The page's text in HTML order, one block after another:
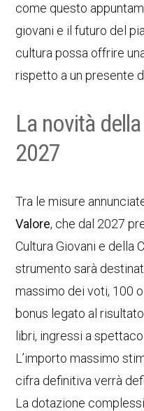
come questo
giovani e il futuro del
cultura possa offrire
rispetto a un presente
La novità
2027
Tra le misure
Valore, che dal 2027
Cultura Giovani e della
strumento sarà
massimo dei voti, 100
bonus legato al
libri, ingressi a
L’importo massimo
cifra definitiva verrà
La dotazione